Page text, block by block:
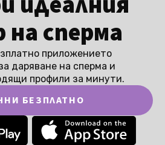
на сперма
приложението
даряване на сперма и
профили за минути.
БЕЗПЛАТНО